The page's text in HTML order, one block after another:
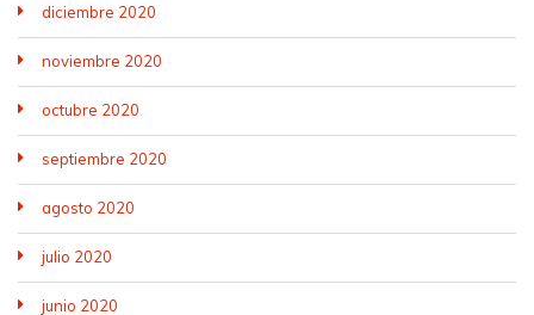
diciembre 2020
noviembre 2020
octubre 2020
septiembre 2020
agosto 2020
julio 2020
junio 2020